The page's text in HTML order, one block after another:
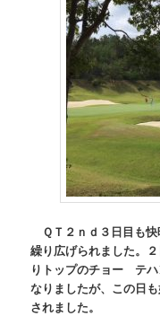
ＱＴ２ｎｄ３日目も
繰り広げられました。
りトップのチョー テハ
なりましたが、この日
されました。